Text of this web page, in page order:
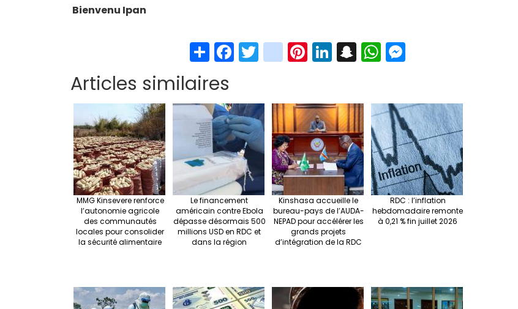
Bienvenu Ipan
S
h
ar
e
Fa
ce
o
o
k
T
wi
er
in
st
ra
m
Pi
nt
es
t
Li
n
dI
n
S
n
pc
h
at
W
h
sA
p
p
n
ge
r
Articles similaires
MMG Kinsevere renforce
l’autonomie agricole
des communautés
locales pour consolider
la sécurité alimentaire
Le financement
américain contre Ebola
dépasse désormais 500
millions USD en RDC et
dans la région
Kinshasa accueille le
bureau-pays de l’AUDA-
NEPAD pour accélérer les
grands projets
d’intégration de la RDC
RDC : l’inflation
hebdomadaire remonte
à 0,21 % fin juillet 2026